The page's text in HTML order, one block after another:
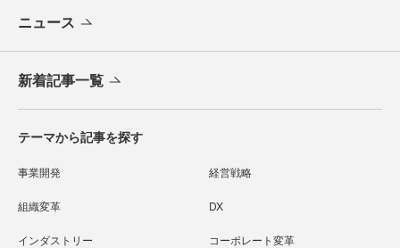
ニュース
新着記事一覧
テーマから記事を探す
事業開発 経営戦略
組織変革 DX
インダストリー コーポレート変革